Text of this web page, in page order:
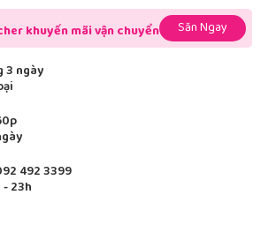
khuyến mãi vận chuyển Săn Ngay
3 ngày
492 3399
23h